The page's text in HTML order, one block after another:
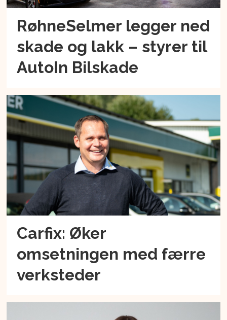
RøhneSelmer legger ned
skade og lakk – styrer til
AutoIn Bilskade
Carfix: Øker
omsetningen med færre
verksteder